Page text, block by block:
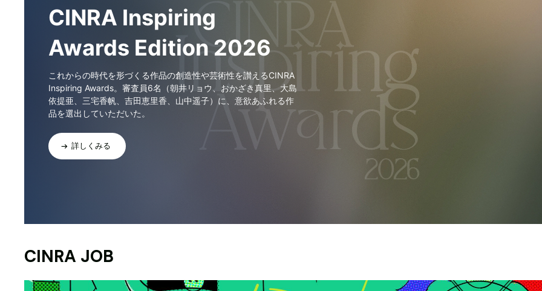
CINRA Inspiring
Awards Edition 2026
これからの時代を形づくる作品の創造性や芸術性を讃えるCINRA
Inspiring Awards。審査員6名（朝井リョウ、おかざき真里、大島
依提亜、三宅香帆、吉田恵里香、山中遥子）に、意欲あふれる作
品を選出していただいた。
詳しくみる
CINRA JOB